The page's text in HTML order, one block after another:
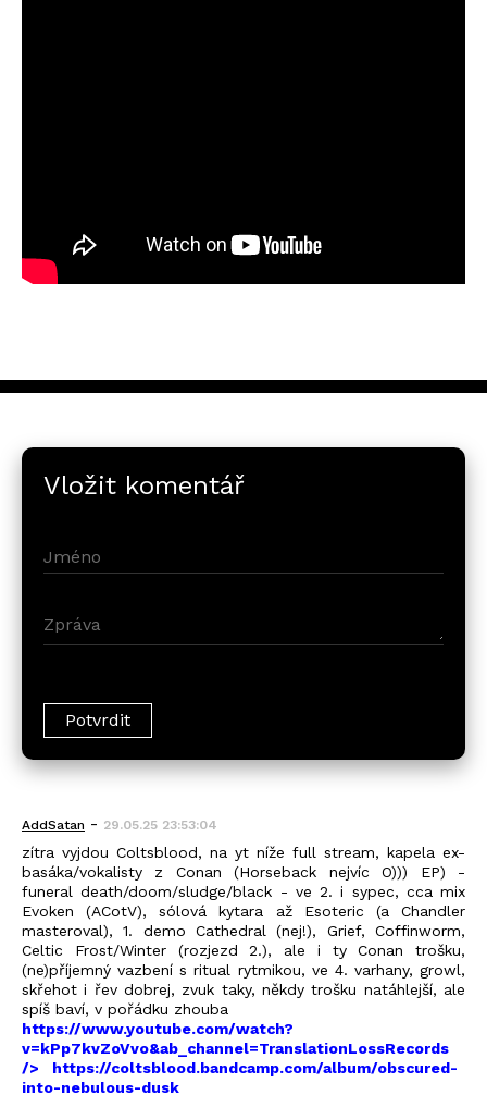
Vložit komentář
AddSatan - 29.05.25 23:53:04
zítra vyjdou Coltsblood, na yt níže full stream, kapela ex-
basáka/vokalisty z Conan (Horseback nejvíc O))) EP) -
funeral death/doom/sludge/black - ve 2. i sypec, cca mix
Evoken (ACotV), sólová kytara až Esoteric (a Chandler
masteroval), 1. demo Cathedral (nej!), Grief, Coffinworm,
Celtic Frost/Winter (rozjezd 2.), ale i ty Conan trošku,
(ne)příjemný vazbení s ritual rytmikou, ve 4. varhany, growl,
skřehot i řev dobrej, zvuk taky, někdy trošku natáhlejší, ale
spíš baví, v pořádku zhouba
https://www.youtube.com/watch?
v=kPp7kvZoVvo&ab_channel=TranslationLossRecords
/> https://coltsblood.bandcamp.com/album/obscured-
into-nebulous-dusk